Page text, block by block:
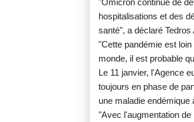
"Omicron continue de
hospitalisations et des
santé", a déclaré
"Cette pandémie est
monde, il est probable
Le 11 janvier, l'Agence
toujours en phase de
une maladie endémique
"Avec l'augmentation